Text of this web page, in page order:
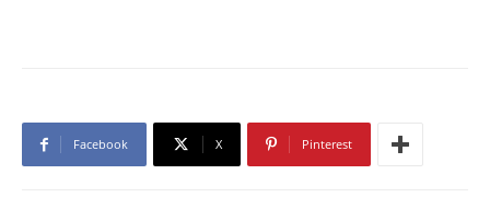
Facebook X Pinterest